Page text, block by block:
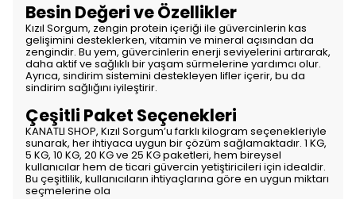
Besin Değeri ve Özellikler
Kızıl Sorgum, zengin protein içeriği ile güvercinlerin kas
gelişimini desteklerken, vitamin ve mineral açısından da
zengindir. Bu yem, güvercinlerin enerji seviyelerini artırarak,
daha aktif ve sağlıklı bir yaşam sürmelerine yardımcı olur.
Ayrıca, sindirim sistemini destekleyen lifler içerir, bu da
sindirim sağlığını iyileştirir.
Çeşitli Paket Seçenekleri
KANATLI SHOP, Kızıl Sorgum’u farklı kilogram seçenekleriyle
sunarak, her ihtiyaca uygun bir çözüm sağlamaktadır. 1 KG,
5 KG, 10 KG, 20 KG ve 25 KG paketleri, hem bireysel
kullanıcılar hem de ticari güvercin yetiştiricileri için idealdir.
Bu çeşitlilik, kullanıcıların ihtiyaçlarına göre en uygun miktarı
seçmelerine ola